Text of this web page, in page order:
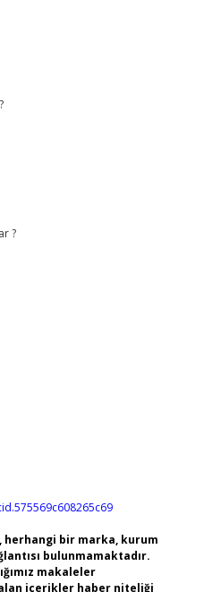
?
bir marka, kurum
bulunmamaktadır.
makaleler
içerikler haber niteliği